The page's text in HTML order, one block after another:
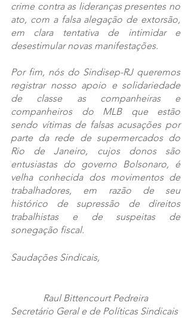
crime contra as lideranças presentes no
ato, com a falsa alegação de extorsão,
em clara tentativa de intimidar e
desestimular novas manifestações.
Por fim, nós do Sindisep-RJ queremos
registrar nosso apoio e solidariedade
de classe as companheiras e
companheiros do MLB que estão
sendo vítimas de falsas acusações por
parte da rede de supermercados do
Rio de Janeiro, cujos donos são
entusiastas do governo Bolsonaro, é
velha conhecida dos movimentos de
trabalhadores, em razão de seu
histórico de supressão de direitos
trabalhistas e de suspeitas de
sonegação fiscal.
Saudações Sindicais,
Raul Bittencourt Pedreira
Secretário Geral e de Políticas Sindicais